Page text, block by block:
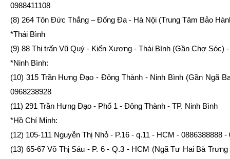
0988411108
(8) 264 Tôn Đức Thắng – Đống Đa - Hà Nội (Trung Tâm Bảo
*Thái Bình
(9) 88 Thị trấn Vũ Quý - Kiến Xương - Thái Bình (Gần Chợ Sóc)
*Ninh Bình:
(10) 315 Trần Hưng Đạo - Đông Thành - Ninh Bình (Gần Ngã
0968238928
(11) 291 Trần Hưng Đạo - Phố 1 - Đông Thành - TP. Ninh Bình
*Hồ Chí Minh:
(12) 105-111 Nguyễn Thị Nhỏ - P.16 - q.11 - HCM - 0886388888 -
(13) 65-67 Võ Thị Sáu - P. 6 - Q.3 - HCM (Ngã Tư Hai Bà